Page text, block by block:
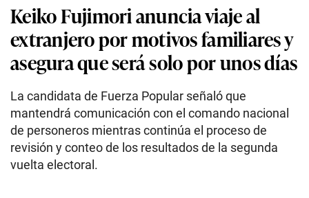
Keiko Fujimori anuncia viaje al
extranjero por motivos familiares y
asegura que será solo por unos días
La candidata de Fuerza Popular señaló que
mantendrá comunicación con el comando nacional
de personeros mientras continúa el proceso de
revisión y conteo de los resultados de la segunda
vuelta electoral.